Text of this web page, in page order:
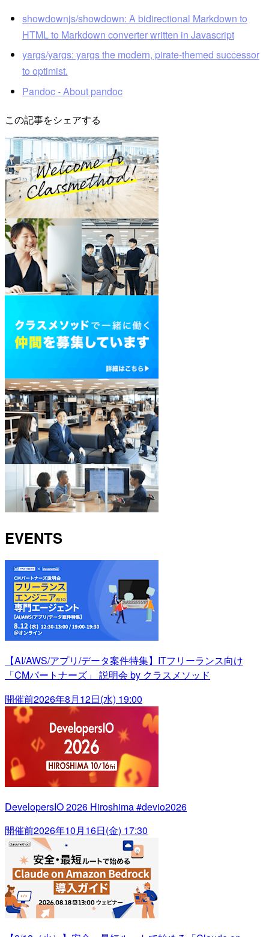
showdownjs/showdown: A bidirectional Markdown to
HTML to Markdown converter written in Javascript
yargs/yargs: yargs the modern, pirate-themed successor
to optimist.
Pandoc - About pandoc
この記事をシェアする
EVENTS
【AI/AWS/アプリ/データ案件特集】ITフリーランス向け
「CMパートナーズ」 説明会 by クラスメソッド
開催前2026年8月12日(水) 19:00
DevelopersIO 2026 Hiroshima #devio2026
開催前2026年10月16日(金) 17:30